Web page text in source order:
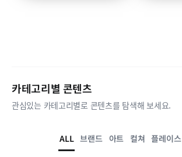
카테고리별 콘텐츠
관심있는 카테고리별로 콘텐츠를 탐색해 보세요.
ALL 브랜드 아트 컬쳐 플레이스